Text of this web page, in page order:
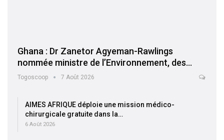
Ghana : Dr Zanetor Agyeman-Rawlings
nommée ministre de l’Environnement, des…
Togoscoop 7 Août 2026
AIMES AFRIQUE déploie une mission médico-
chirurgicale gratuite dans la…
6 Août 2026